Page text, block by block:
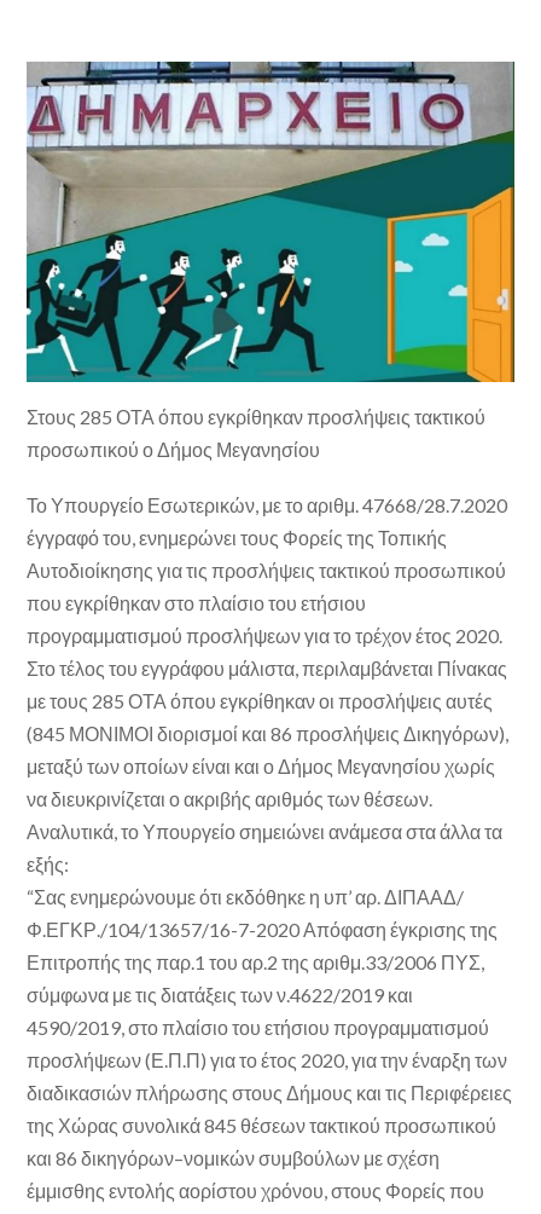
Στους 285 ΟΤΑ όπου εγκρίθηκαν προσλήψεις τακτικού
προσωπικού ο Δήμος Μεγανησίου
Το Υπουργείο Εσωτερικών, με το αριθμ. 47668/28.7.2020
έγγραφό του, ενημερώνει τους Φορείς της Τοπικής
Αυτοδιοίκησης για τις προσλήψεις τακτικού προσωπικού
που εγκρίθηκαν στο πλαίσιο του ετήσιου
προγραμματισμού προσλήψεων για το τρέχον έτος 2020.
Στο τέλος του εγγράφου μάλιστα, περιλαμβάνεται Πίνακας
με τους 285 ΟΤΑ όπου εγκρίθηκαν οι προσλήψεις αυτές
(845 ΜΟΝΙΜΟΙ διορισμοί και 86 προσλήψεις Δικηγόρων),
μεταξύ των οποίων είναι και ο Δήμος Μεγανησίου χωρίς
να διευκρινίζεται ο ακριβής αριθμός των θέσεων.
Αναλυτικά, το Υπουργείο σημειώνει ανάμεσα στα άλλα τα
εξής:
“Σας ενημερώνουμε ότι εκδόθηκε η υπ’ αρ. ΔΙΠΑΑΔ/
Φ.ΕΓΚΡ./104/13657/16-7-2020 Απόφαση έγκρισης της
Επιτροπής της παρ.1 του αρ.2 της αριθμ.33/2006 ΠΥΣ,
σύμφωνα με τις διατάξεις των ν.4622/2019 και
4590/2019, στο πλαίσιο του ετήσιου προγραμματισμού
προσλήψεων (Ε.Π.Π) για το έτος 2020, για την έναρξη των
διαδικασιών πλήρωσης στους Δήμους και τις Περιφέρειες
της Χώρας συνολικά 845 θέσεων τακτικού προσωπικού
και 86 δικηγόρων–νομικών συμβούλων με σχέση
έμμισθης εντολής αορίστου χρόνου, στους Φορείς που